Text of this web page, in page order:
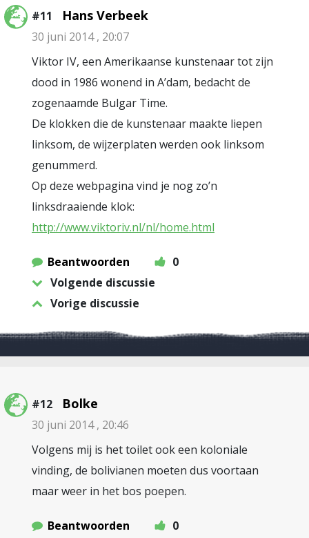
#11 Hans Verbeek
30 juni 2014 , 20:07
Viktor IV, een Amerikaanse kunstenaar tot zijn
dood in 1986 wonend in A’dam, bedacht de
zogenaamde Bulgar Time.
De klokken die de kunstenaar maakte liepen
linksom, de wijzerplaten werden ook linksom
genummerd.
Op deze webpagina vind je nog zo’n
linksdraaiende klok:
http://www.viktoriv.nl/nl/home.html
Beantwoorden
0
Volgende discussie
Vorige discussie
#12 Bolke
30 juni 2014 , 20:46
Volgens mij is het toilet ook een koloniale
vinding, de bolivianen moeten dus voortaan
maar weer in het bos poepen.
Beantwoorden
0